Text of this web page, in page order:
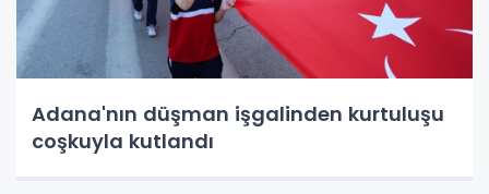
Adana'nın düşman işgalinden kurtuluşu
coşkuyla kutlandı